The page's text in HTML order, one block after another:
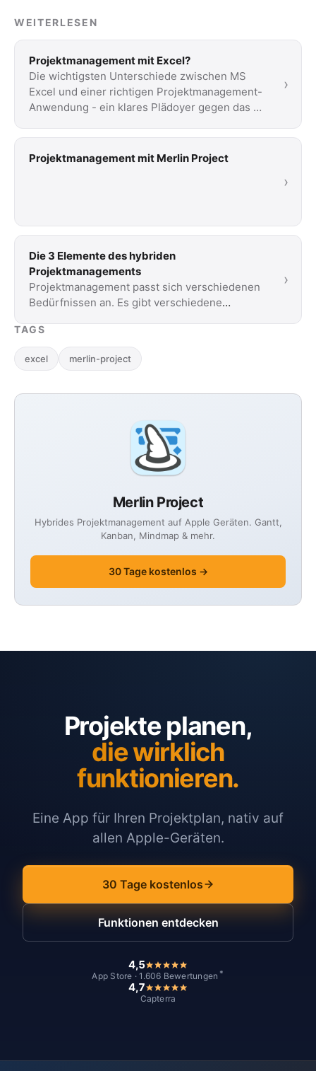
Merlin Project
Hybrides Projektmanagement auf Apple Geräten. Gantt,
Kanban, Mindmap & mehr.
30 Tage kostenlos →
WEITERLESEN
Projektmanagement mit Excel?
Die wichtigsten Unterschiede zwischen MS
Excel und einer richtigen Projektmanagement-
Anwendung - ein klares Plädoyer gegen das …
›
Projektmanagement mit Merlin Project
›
Die 3 Elemente des hybriden
Projektmanagements
Projektmanagement passt sich verschiedenen
Bedürfnissen an. Es gibt verschiedene
in drei …
›
TAGS
excel merlin-project
Projekte planen,
die wirklich
funktionieren.
Eine App für Ihren Projektplan, nativ auf
allen Apple-Geräten.
30 Tage kostenlos
Funktionen entdecken
4,5
App Store · 1.606 Bewertungen *
4,7
Capterra